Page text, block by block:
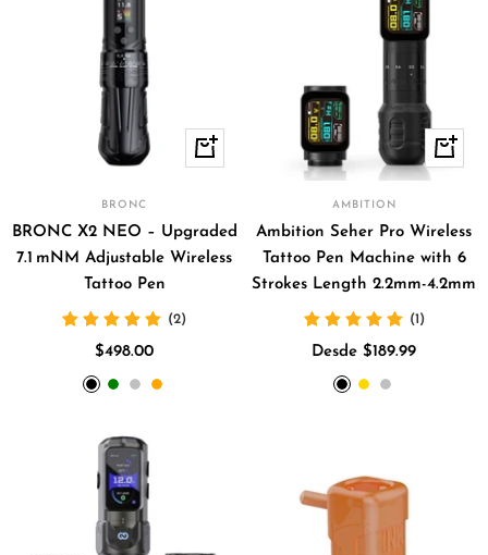
Vista
BRONC
BRONC X2 NEO – Upgraded
7.1 mNM Adjustable Wireless
Tattoo Pen
(2)
Precio
de
$498.00
BlackGreen
SilverOrange
Vista
AMBITION
Ambition Seher Pro Wireless
Tattoo Pen Machine with 6
Strokes Length 2.2mm-4.2mm
(1)
Precio
Desde $189.99
Black
GoldSilver